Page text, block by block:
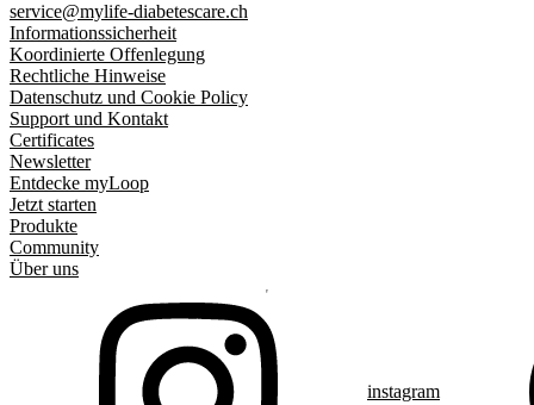
service@mylife-diabetescare.ch
Informationssicherheit
Koordinierte Offenlegung
Rechtliche Hinweise
Datenschutz und Cookie Policy
Support und Kontakt
Certificates
Newsletter
Entdecke myLoop
Jetzt starten
Produkte
Community
Über uns
instagram